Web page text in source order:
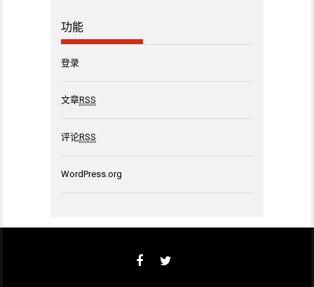
功能
登录
文章RSS
评论RSS
WordPress.org